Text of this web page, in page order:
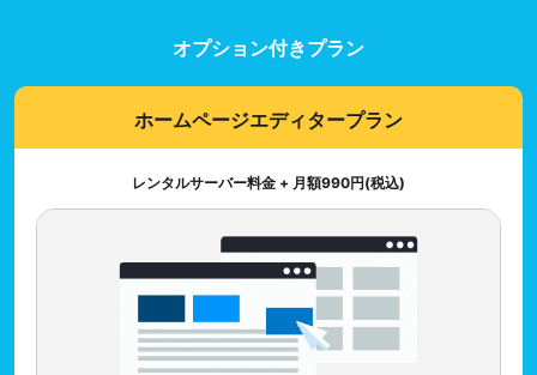
オプション付きプラン
ホームページエディタープラン
レンタルサーバー料金 + 月額990円(税込)